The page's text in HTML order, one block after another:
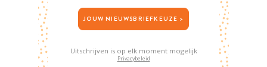
JOUW NIEUWSBRIEFKEUZE >
Uitschrijven is op elk moment mogelijk
Privacybeleid